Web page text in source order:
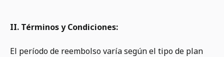
II. Términos y Condiciones:
El período de reembolso varía según el tipo de plan